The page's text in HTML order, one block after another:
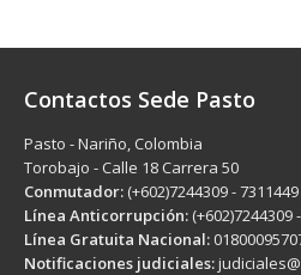
Contactos Sede Pasto
Pasto - Nariño, Colombia
Torobajo - Calle 18 Carrera 50
Conmutador: (+602)7244309 -
Línea Anticorrupción: (+602)7244309
Línea Gratuita Nacional:
Notificaciones judiciales: